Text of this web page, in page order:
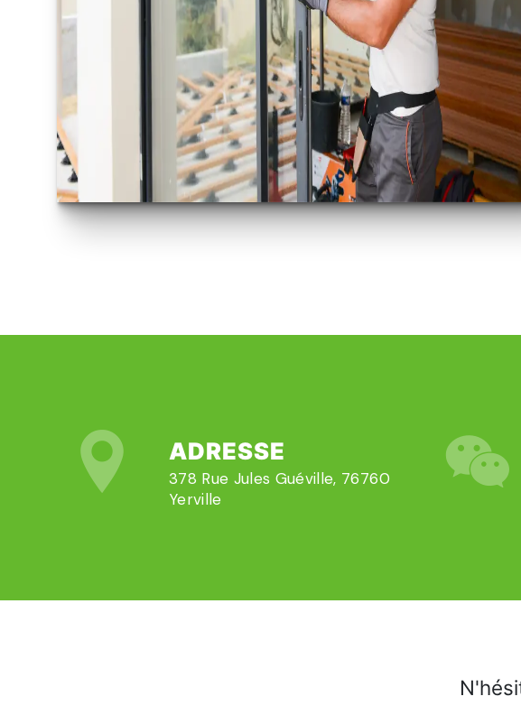
ADRESSE
378 Rue Jules Guéville, 76760
Yerville